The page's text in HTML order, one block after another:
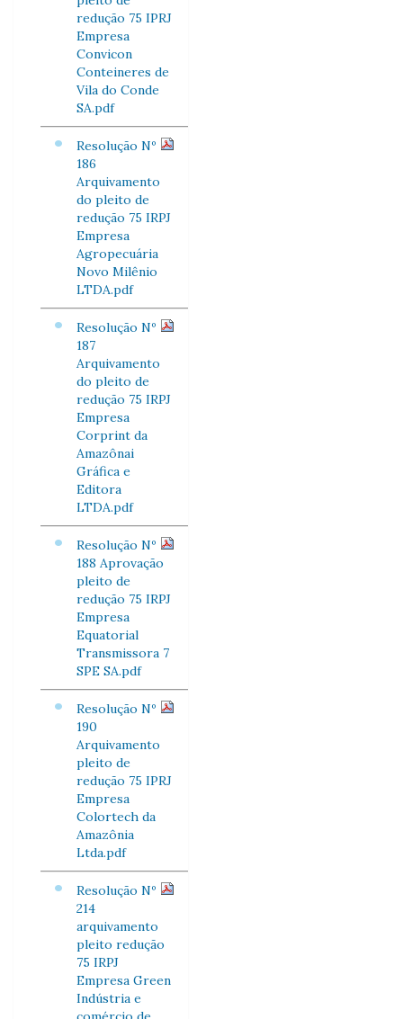
redução 75 IPRJ
Empresa
Convicon
Conteineres de
Vila do Conde
SA.pdf
Resolução Nº
186
Arquivamento
do pleito de
redução 75 IRPJ
Empresa
Agropecuária
Novo Milênio
LTDA.pdf
Resolução Nº
187
Arquivamento
do pleito de
redução 75 IRPJ
Empresa
Corprint da
Amazônai
Gráfica e
Editora
LTDA.pdf
Resolução Nº
188 Aprovação
pleito de
redução 75 IRPJ
Empresa
Equatorial
Transmissora 7
SPE SA.pdf
Resolução Nº
190
Arquivamento
pleito de
redução 75 IPRJ
Empresa
Colortech da
Amazônia
Ltda.pdf
Resolução Nº
214
arquivamento
pleito redução
75 IRPJ
Empresa Green
Indústria e